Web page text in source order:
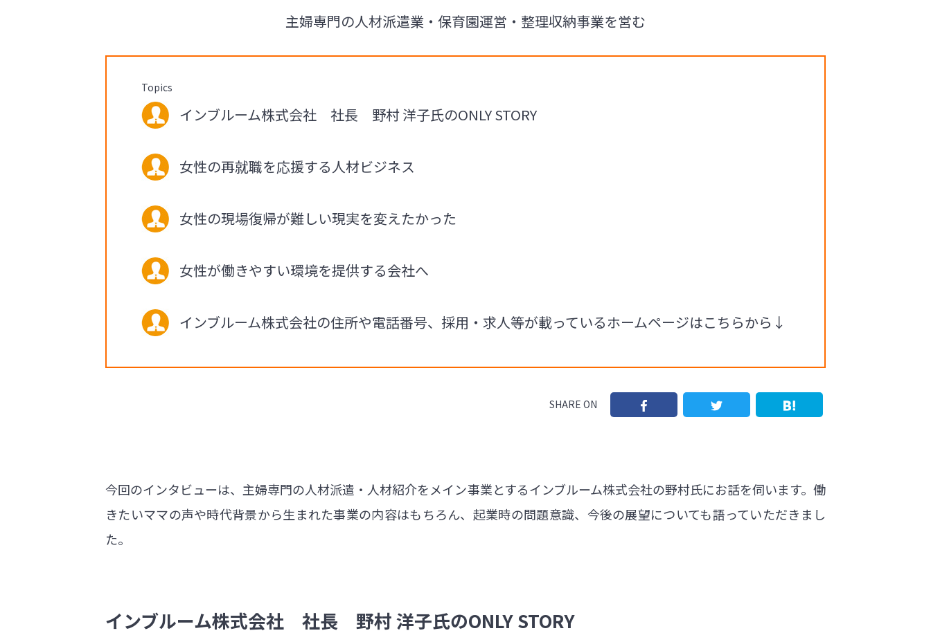
主婦専門の人材派遣業・保育園運営・整理収納事業を営む
Topics
インブルーム株式会社 社長 野村 洋子氏のONLY STORY
女性の再就職を応援する人材ビジネス
女性の現場復帰が難しい現実を変えたかった
女性が働きやすい環境を提供する会社へ
インブルーム株式会社の住所や電話番号、採用・求人等が載っているホームページはこちらから↓
SHARE ON
今回のインタビューは、主婦専門の人材派遣・人材紹介をメイン事業とするインブルーム株式会社の野村氏にお話を伺います。働
きたいママの声や時代背景から生まれた事業の内容はもちろん、起業時の問題意識、今後の展望についても語っていただきまし
た。
インブルーム株式会社 社長 野村 洋子氏のONLY STORY